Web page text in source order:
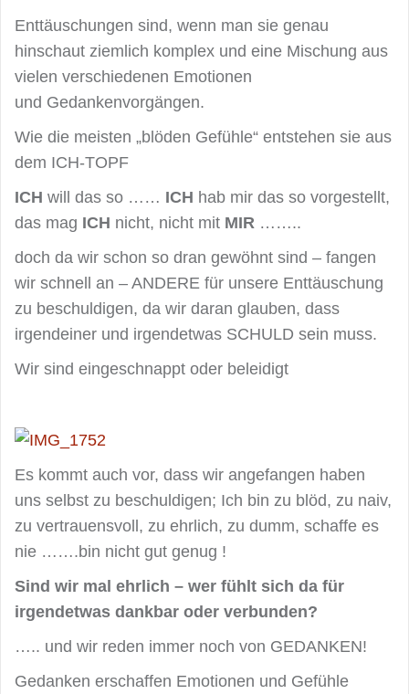
Enttäuschungen sind, wenn man sie genau
hinschaut ziemlich komplex und eine Mischung aus
vielen verschiedenen Emotionen
und Gedankenvorgängen.
Wie die meisten „blöden Gefühle“ entstehen sie aus
dem ICH-TOPF
ICH will das so …… ICH hab mir das so vorgestellt,
das mag ICH nicht, nicht mit MIR ……..
doch da wir schon so dran gewöhnt sind – fangen
wir schnell an – ANDERE für unsere Enttäuschung
zu beschuldigen, da wir daran glauben, dass
irgendeiner und irgendetwas SCHULD sein muss.
Wir sind eingeschnappt oder beleidigt
Es kommt auch vor, dass wir angefangen haben
uns selbst zu beschuldigen; Ich bin zu blöd, zu naiv,
zu vertrauensvoll, zu ehrlich, zu dumm, schaffe es
nie …….bin nicht gut genug !
Sind wir mal ehrlich – wer fühlt sich da für
irgendetwas dankbar oder verbunden?
….. und wir reden immer noch von GEDANKEN!
Gedanken erschaffen Emotionen und Gefühle